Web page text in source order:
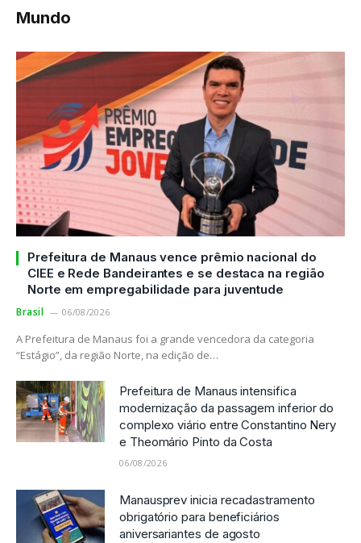
Mundo
Prefeitura de Manaus vence prêmio nacional do
CIEE e Rede Bandeirantes e se destaca na região
Norte em empregabilidade para juventude
Brasil 06/08/2026
A Prefeitura de Manaus foi a grande vencedora da categoria
“Estágio”, da região Norte, na edição de…
Prefeitura de Manaus intensifica
modernização da passagem inferior do
complexo viário entre Constantino Nery
e Theomário Pinto da Costa
06/08/2026
Manausprev inicia recadastramento
obrigatório para beneficiários
aniversariantes de agosto